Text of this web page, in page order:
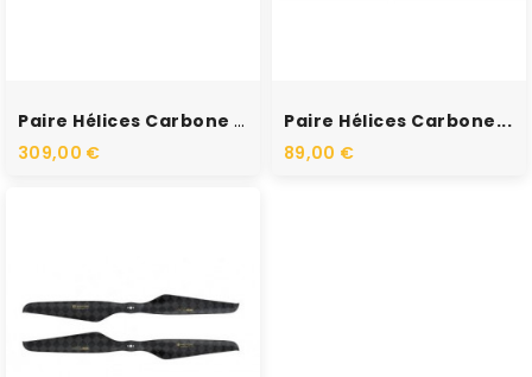
Paire Hélices Carbone NS27x8.8
309,00 €
Paire Hélices Carbone...
89,00 €